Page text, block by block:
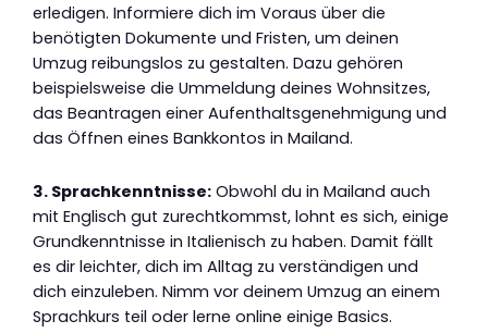
erledigen. Informiere dich im Voraus über die
benötigten Dokumente und Fristen, um deinen
Umzug reibungslos zu gestalten. Dazu gehören
beispielsweise die Ummeldung deines Wohnsitzes,
das Beantragen einer Aufenthaltsgenehmigung und
das Öffnen eines Bankkontos in Mailand.
3. Sprachkenntnisse: Obwohl du in Mailand auch
mit Englisch gut zurechtkommst, lohnt es sich, einige
Grundkenntnisse in Italienisch zu haben. Damit fällt
es dir leichter, dich im Alltag zu verständigen und
dich einzuleben. Nimm vor deinem Umzug an einem
Sprachkurs teil oder lerne online einige Basics.